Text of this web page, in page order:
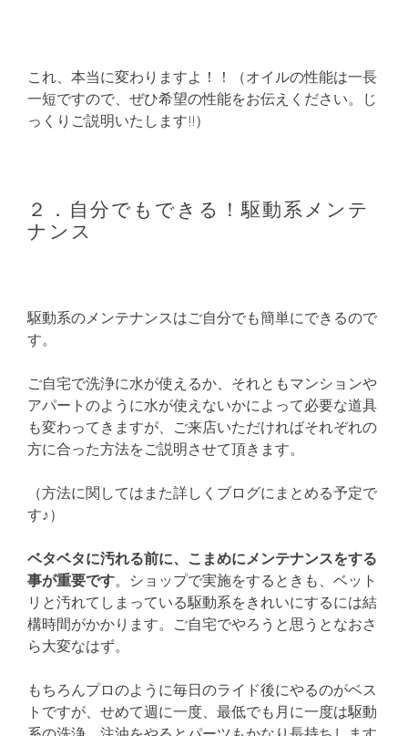
これ、本当に変わりますよ！！（オイルの性能は一長
一短ですので、ぜひ希望の性能をお伝えください。じ
っくりご説明いたします!!）
２．自分でもできる！駆動系メンテ
ナンス
駆動系のメンテナンスはご自分でも簡単にできるので
す。
ご自宅で洗浄に水が使えるか、それともマンションや
アパートのように水が使えないかによって必要な道具
も変わってきますが、ご来店いただければそれぞれの
方に合った方法をご説明させて頂きます。
（方法に関してはまた詳しくブログにまとめる予定で
す♪）
ベタベタに汚れる前に、こまめにメンテナンスをする
事が重要です。ショップで実施をするときも、ベット
リと汚れてしまっている駆動系をきれいにするには結
構時間がかかります。ご自宅でやろうと思うとなおさ
ら大変なはず。
もちろんプロのように毎日のライド後にやるのがベス
トですが、せめて週に一度、最低でも月に一度は駆動